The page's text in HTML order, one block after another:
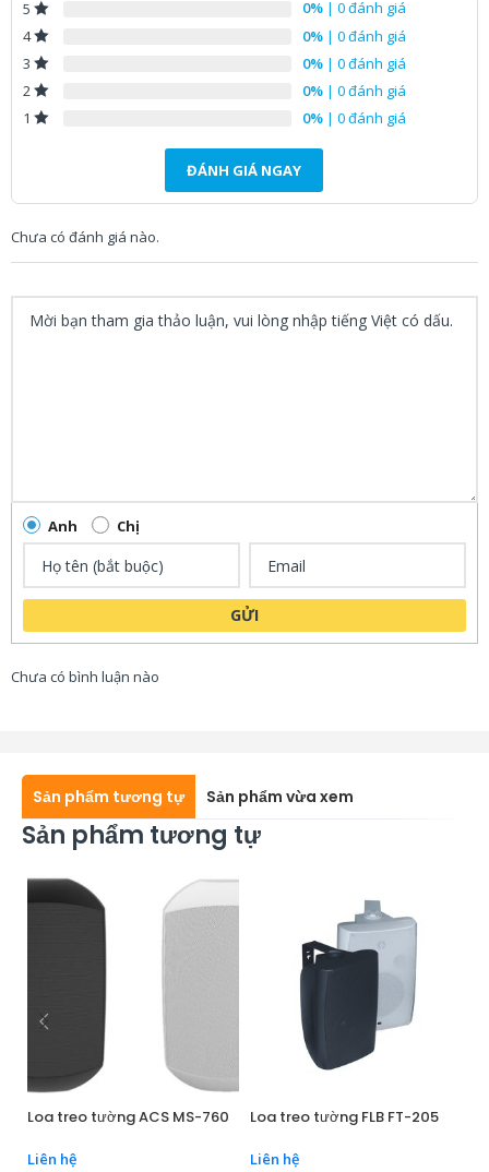
5 0%| 0 đánh giá
4
0%| 0 đánh giá
3
0%| 0 đánh giá
2
0%| 0 đánh giá
1
0%| 0 đánh giá
ĐÁNH GIÁ NGAY
Chưa có đánh giá nào.
Anh Chị
GỬI
Chưa có bình luận nào
Sản phẩm tương tự Sản phẩm vừa xem
Sản phẩm tương tự
Loa treo tường ACS MS-760
Liên hệ
Loa treo tường FLB FT-205
Liên hệ